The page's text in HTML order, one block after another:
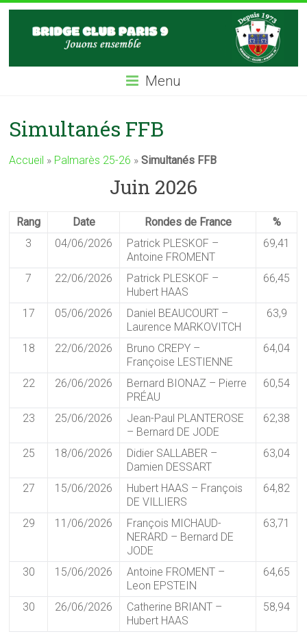
Skip
contentBC9
Club
Menu
Simultanés FFB
Accueil » Palmarès 25-26 »Simultanés FFB
Juin 2026
Rang Date Rondes de France
%
3
04/06/2026
Patrick PLESKOF –
Antoine FROMENT
69,41
7 22/06/2026
Patrick PLESKOF –
Hubert HAAS
66,45
17 05/06/2026
Daniel BEAUCOURT –
Laurence MARKOVITCH
63,9
18 22/06/2026
Bruno CREPY –
Françoise LESTIENNE
64,04
22 26/06/2026
Bernard BIONAZ – Pierre
PRÉAU
60,54
23 25/06/2026
Jean-Paul PLANTEROSE
– Bernard DE JODE
62,38
25 18/06/2026
Didier SALLABER –
Damien DESSART
63,04
27 15/06/2026
Hubert HAAS – François
DE VILLIERS
64,82
29 11/06/2026
François MICHAUD-
NERARD – Bernard DE
JODE
63,71
30 15/06/2026
Antoine FROMENT –
Leon EPSTEIN
64,65
30 26/06/2026
Catherine BRIANT –
Hubert HAAS
58,94